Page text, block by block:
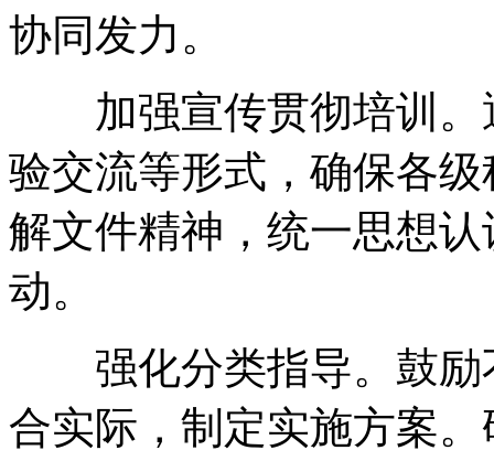
协同发力。
加强宣传贯彻培训。
验交流等形式，确保各
解文件精神，统一思想
动。
强化分类指导。鼓励
合实际，制定实施方案